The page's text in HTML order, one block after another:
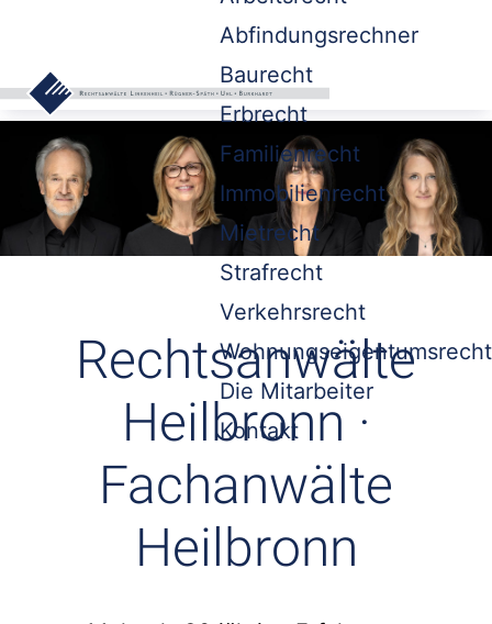
Abfindungsrechner
Baurecht
Erbrecht
Familienrecht
Immobilienrecht
Mietrecht
Strafrecht
Verkehrsrecht
Wohnungseigentumsrecht
Die Mitarbeiter
Kontakt
Rechtsanwälte
Heilbronn ·
Fachanwälte
Heilbronn